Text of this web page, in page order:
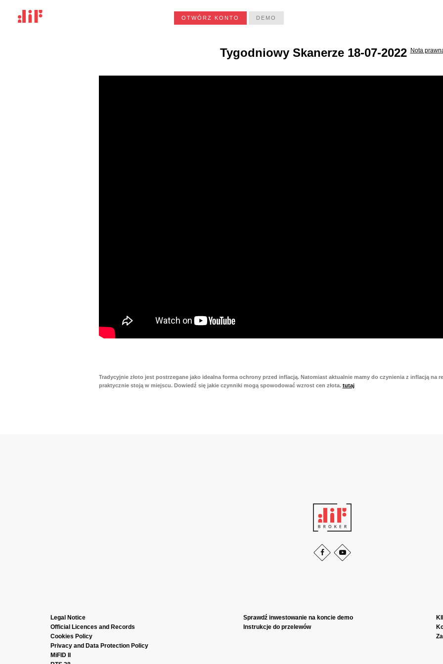
OTWÓRZ KONTO DEMO
Tygodniowy Skanerze 18-07-2022Nota
Tradycyjnie złoto jest postrzegane jako idealna forma ochrony przed inflacją. Natomiast aktualnie mamy do czynienia z inflacją na
praktycznie stoją w miejscu. Dowiedź się jakie czynniki mogą spowodować wzrost cen złota. tutaj
Legal Notice
Official Licences and Records
Cookies Policy
Privacy and Data Protection Policy
MiFID II
Sprawdź inwestowanie na koncie demo
Instrukcje do przelewów